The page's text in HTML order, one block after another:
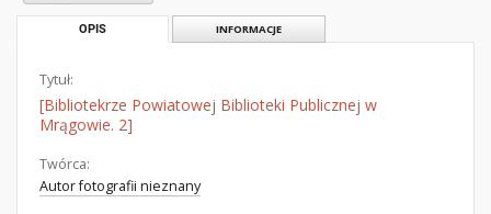
OPIS INFORMACJE
Tytuł:
[Bibliotekrze Powiatowej Biblioteki Publicznej w
Mrągowie. 2]
Twórca:
Autor fotografii nieznany